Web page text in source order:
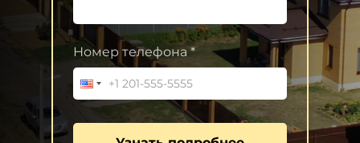
Номер телефона *